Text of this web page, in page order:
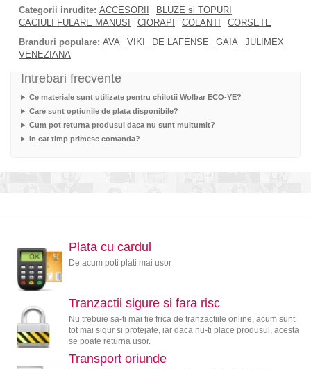
Categorii inrudite: ACCESORII
BLUZE si TOPURI
CACIULI FULARE MANUSI
CIORAPI COLANTI
CORSETE
Branduri populare: AVA VIKI DE LAFENSE GAIA
JULIMEX
VENEZIANA
Intrebari frecvente
Ce materiale sunt utilizate pentru chilotii Wolbar ECO-YE?
Care sunt optiunile de plata disponibile?
Cum pot returna produsul daca nu sunt multumit?
In cat timp primesc comanda?
Plata cu cardul
De acum poti plati mai usor
Tranzactii sigure si fara risc
Nu trebuie sa-ti mai fie frica de tranzactiile online, acum sunt
tot mai sigur si protejate, iar daca nu-ti place produsul, acesta
se poate returna usor.
Transport oriunde